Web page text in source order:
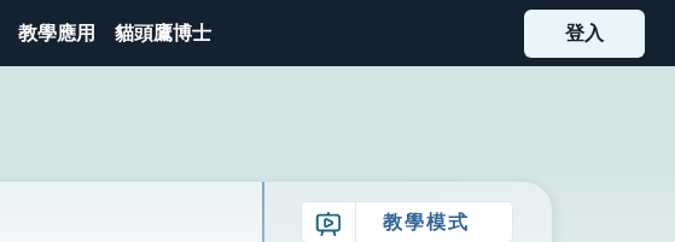
教學應用 貓頭鷹博士 登入
教學模式